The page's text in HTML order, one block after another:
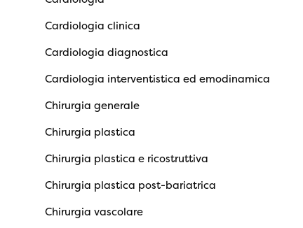
Cardiologia clinica
Cardiologia diagnostica
Cardiologia interventistica ed emodinamica
Chirurgia generale
Chirurgia plastica
Chirurgia plastica e ricostruttiva
Chirurgia plastica post-bariatrica
Chirurgia vascolare